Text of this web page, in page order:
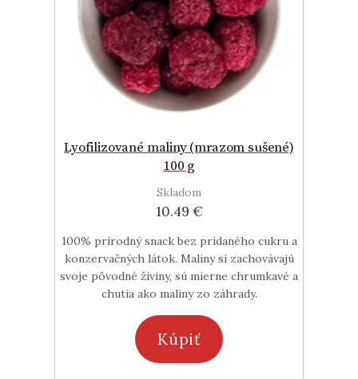
Lyofilizované maliny (mrazom sušené)
100 g
Skladom
10.49 €
100% prírodný snack bez pridaného cukru a
konzervačných látok. Maliny si zachovávajú
svoje pôvodné živiny, sú mierne chrumkavé a
chutia ako maliny zo záhrady.
Kúpiť